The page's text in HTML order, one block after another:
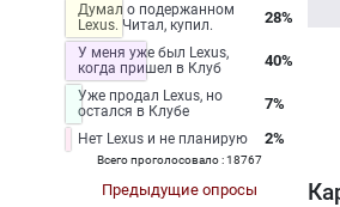
Думал о подержанном
Lexus. Читал, купил.
28%
У меня уже был Lexus,
когда пришел в Клуб
40%
Уже продал Lexus, но
остался в Клубе
7%
Нет Lexus и не планирую 2%
Всего проголосовало : 18767
Предыдущие опросы